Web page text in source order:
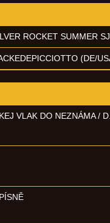
ROCKET SUMMER
(DE/
VLAK DO NEZNÁMA /